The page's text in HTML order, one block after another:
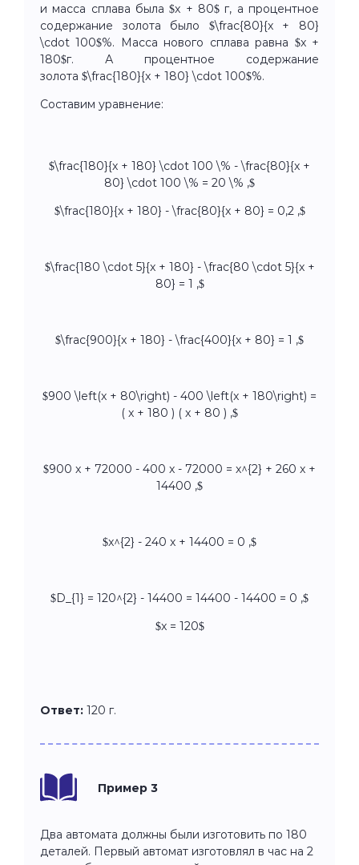
и масса сплава была $x + 80$ г, а процентное
содержание золота было $\frac{80}{x + 80}
\cdot 100$%. Масса нового сплава равна $x +
180$г. А процентное содержание
золота $\frac{180}{x + 180} \cdot 100$%.
Составим уравнение:
$\frac{180}{x + 180} \cdot 100 \% - \frac{80}{x +
80} \cdot 100 \% = 20 \% ,$
$\frac{180}{x + 180} - \frac{80}{x + 80} = 0,2 ,$
$\frac{180 \cdot 5}{x + 180} - \frac{80 \cdot 5}{x +
80} = 1 ,$
$\frac{900}{x + 180} - \frac{400}{x + 80} = 1 ,$
$900 \left(x + 80\right) - 400 \left(x + 180\right) =
( x + 180 ) ( x + 80 ) ,$
$900 x + 72000 - 400 x - 72000 = x^{2} + 260 x +
14400 ,$
$x^{2} - 240 x + 14400 = 0 ,$
$D_{1} = 120^{2} - 14400 = 14400 - 14400 = 0 ,$
$x = 120$
Ответ: 120 г.
Пример 3
Два автомата должны были изготовить по 180
деталей. Первый автомат изготовлял в час на 2